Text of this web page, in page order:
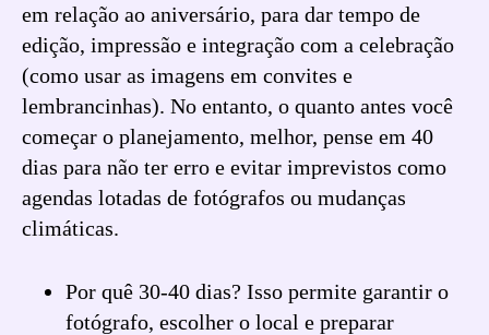
em relação ao aniversário, para dar tempo de
edição, impressão e integração com a celebração
(como usar as imagens em convites e
lembrancinhas). No entanto, o quanto antes você
começar o planejamento, melhor, pense em 40
dias para não ter erro e evitar imprevistos como
agendas lotadas de fotógrafos ou mudanças
climáticas.
Por quê 30-40 dias? Isso permite garantir o
fotógrafo, escolher o local e preparar